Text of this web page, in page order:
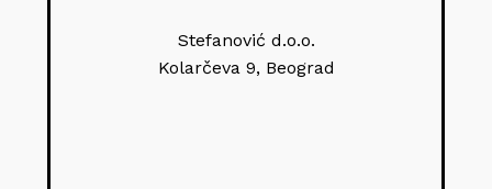
Stefanović d.o.o.
Kolarčeva 9, Beograd